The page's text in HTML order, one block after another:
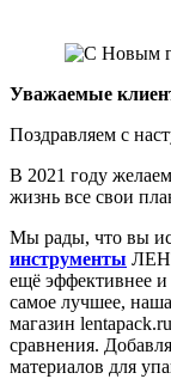
Уважаемые
Поздравляем с
В 2021 году
жизнь все свои
Мы рады, что вы
инструменты
ещё эффективнее и
самое лучшее,
магазин
сравнения.
материалов для